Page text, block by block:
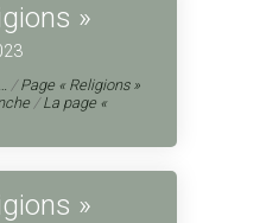
»
… /Page « Religions »
/La page «
»